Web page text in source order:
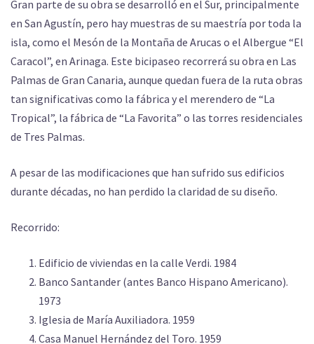
Gran parte de su obra se desarrolló en el Sur, principalmente
en San Agustín, pero hay muestras de su maestría por toda la
isla, como el Mesón de la Montaña de Arucas o el Albergue “El
Caracol”, en Arinaga. Este bicipaseo recorrerá su obra en Las
Palmas de Gran Canaria, aunque quedan fuera de la ruta obras
tan significativas como la fábrica y el merendero de “La
Tropical”, la fábrica de “La Favorita” o las torres residenciales
de Tres Palmas.
A pesar de las modificaciones que han sufrido sus edificios
durante décadas, no han perdido la claridad de su diseño.
Recorrido:
Edificio de viviendas en la calle Verdi. 1984
Banco Santander (antes Banco Hispano Americano).
1973
Iglesia de María Auxiliadora. 1959
Casa Manuel Hernández del Toro. 1959